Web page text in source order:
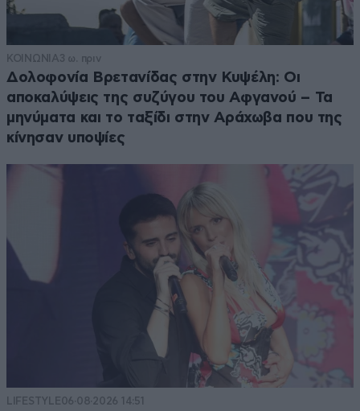
ΚΟΙΝΩΝΙΑ3 ω. πριν
Δολοφονία Βρετανίδας στην Κυψέλη: Οι
αποκαλύψεις της συζύγου του Αφγανού – Τα
μηνύματα και το ταξίδι στην Αράχωβα που της
κίνησαν υποψίες
LIFESTYLE06·08·2026 14:51